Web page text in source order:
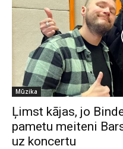
Mūzika
Ļimst kājas, jo
pametu meiteni
uz koncertu